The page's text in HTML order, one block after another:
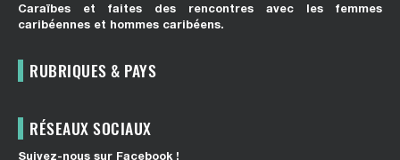
Caraïbes et faites des rencontres avec les femmes
caribéennes et hommes caribéens.
RUBRIQUES & PAYS
RÉSEAUX SOCIAUX
Suivez-nous sur Facebook !